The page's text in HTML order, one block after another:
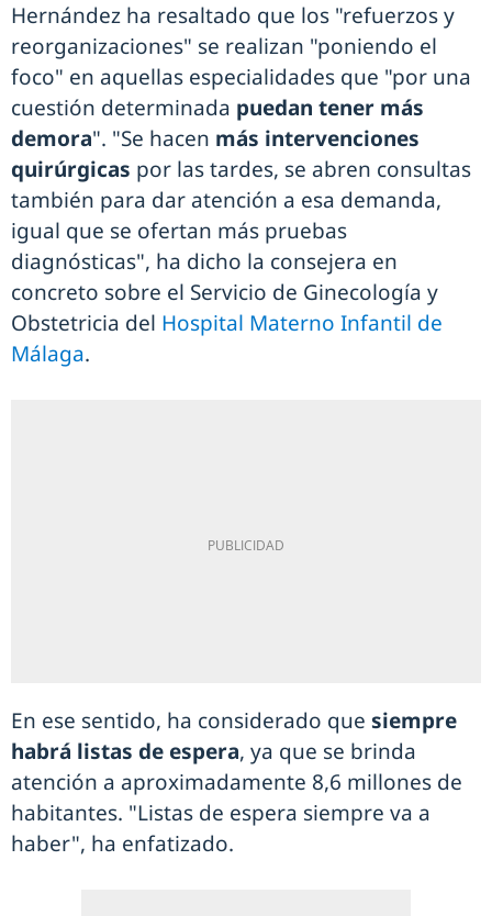
Hernández ha resaltado que los "refuerzos y
reorganizaciones" se realizan "poniendo el
foco" en aquellas especialidades que "por una
cuestión determinada puedan tener más
demora". "Se hacen más intervenciones
quirúrgicas por las tardes, se abren consultas
también para dar atención a esa demanda,
igual que se ofertan más pruebas
diagnósticas", ha dicho la consejera en
concreto sobre el Servicio de Ginecología y
Obstetricia del Hospital Materno Infantil de
Málaga.
En ese sentido, ha considerado que siempre
habrá listas de espera, ya que se brinda
atención a aproximadamente 8,6 millones de
habitantes. "Listas de espera siempre va a
haber", ha enfatizado.